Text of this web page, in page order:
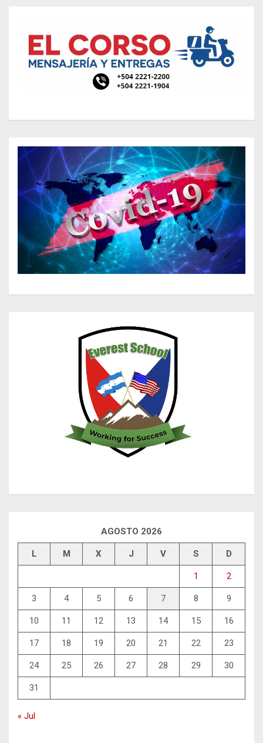
AGOSTO 2026
L M X J V S D
1 2
3 4 5 6 7 8 9
10 11 12 13 14 15 16
17 18 19 20 21 22 23
24 25 26 27 28 29 30
31
« Jul